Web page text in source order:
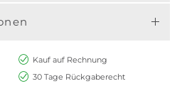
Kauf auf Rechnung
30 Tage Rückgaberecht